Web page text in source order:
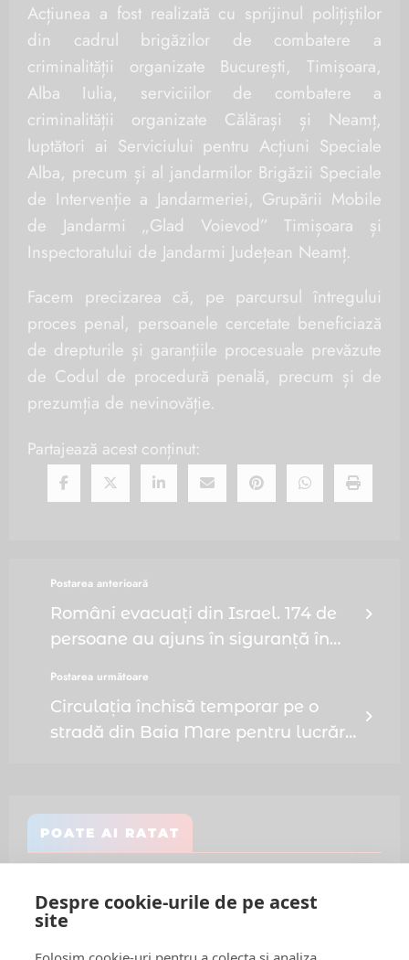
Acțiunea a fost realizată cu sprijinul polițiștilor
din cadrul brigăzilor de combatere a
criminalității organizate București, Timișoara,
Alba Iulia, serviciilor de combatere a
criminalității organizate Călărași și Neamț,
luptători ai Serviciului pentru Acțiuni Speciale
Alba, precum și al jandarmilor Brigăzii Speciale
de Intervenție a Jandarmeriei, Grupării Mobile
de Jandarmi „Glad Voievod” Timișoara și
Inspectoratului de Jandarmi Județean Neamț.
Facem precizarea că, pe parcursul întregului
proces penal, persoanele cercetate beneficiază
de drepturile și garanțiile procesuale prevăzute
de Codul de procedură penală, precum și de
prezumția de nevinovăție.
Partajează acest conținut:
Postarea anterioară
Români evacuați din Israel. 174 de
persoane au ajuns în siguranță în
Postarea următoare
Circulația închisă temporar pe o
stradă din Baia Mare pentru lucrări
POATE AI RATAT
Despre cookie-urile de pe acest
site